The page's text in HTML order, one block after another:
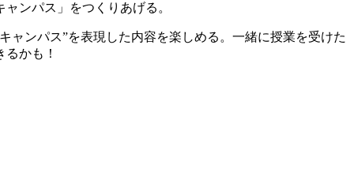
ンパス」をつくりあげる。
ャンパス”を表現した内容を楽しめる。一緒に授業を受けた
かも！